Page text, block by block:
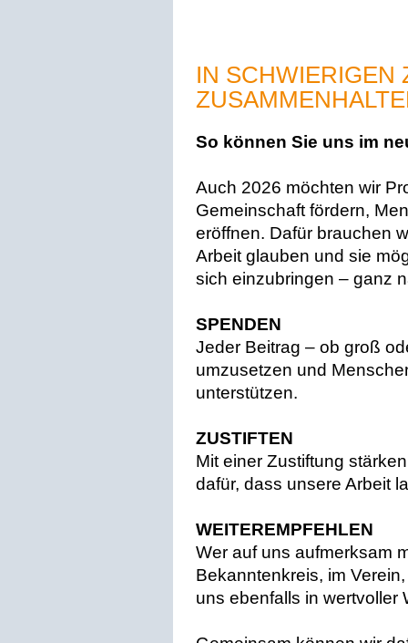
IN SCHWIERIGEN
So können Sie uns im
Auch 2026 möchten wir
Gemeinschaft fördern,
eröffnen. Dafür brauchen
Arbeit glauben und sie
sich einzubringen – ganz
SPENDEN
Jeder Beitrag – ob groß
umzusetzen und
unterstützen.
ZUSTIFTEN
Mit einer Zustiftung
dafür, dass unsere Arbeit
WEITEREMPFEHLEN
Wer auf uns aufmerksam
Bekanntenkreis, im
uns ebenfalls in wertvoller